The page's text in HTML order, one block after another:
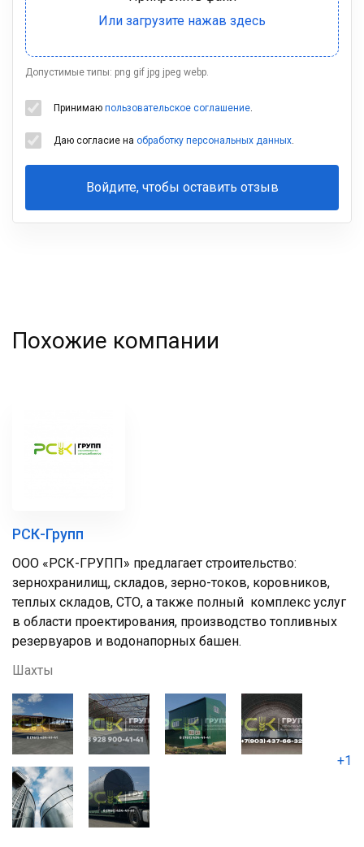
Допустимые типы: png gif jpg jpeg webp.
Принимаю пользовательское соглашение.
Даю согласие на обработку персональных данных.
Войдите, чтобы оставить отзыв
Ваша
Похожие компании
РСК-Групп
ООО «РСК-ГРУПП» предлагает строительство:
зернохранилищ, складов, зерно-токов, коровников,
теплых складов, СТО, а также полный комплекс услуг
в области проектирования, производство топливных
резервуаров и водонапорных башен.
Шахты
+1